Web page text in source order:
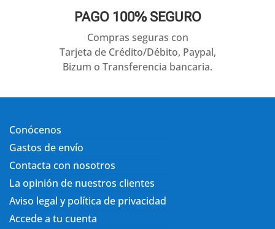
PAGO 100% SEGURO
Compras seguras con
Tarjeta de Crédito/Débito, Paypal,
Bizum o Transferencia bancaria.
Conócenos
Gastos de envío
Contacta con nosotros
La opinión de nuestros clientes
Aviso legal y política de privacidad
Accede a tu cuenta